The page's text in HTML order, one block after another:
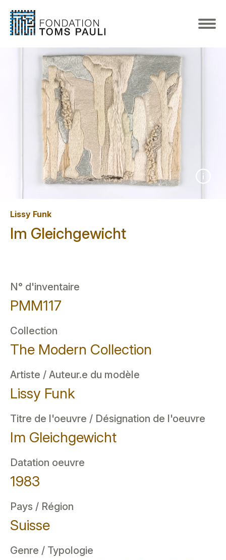
Lissy Funk
Im Gleichgewicht
N° d'inventaire
PMM117
Collection
The Modern Collection
Artiste / Auteur.e du modèle
Lissy Funk
Titre de l'oeuvre / Désignation de l'oeuvre
Im Gleichgewicht
Datation oeuvre
1983
Pays / Région
Suisse
Genre / Typologie